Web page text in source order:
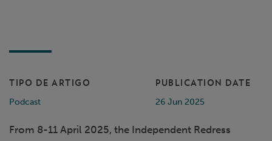
TIPO DE ARTIGO
Podcast
PUBLICATION DATE
26 Jun 2025
From 8-11 April 2025, the Independent Redress